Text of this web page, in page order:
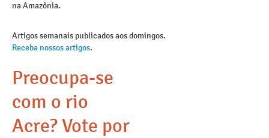
na Amazônia.
Artigos semanais publicados aos domingos.
Receba nossos artigos.
Preocupa-se
com o rio
Acre? Vote por